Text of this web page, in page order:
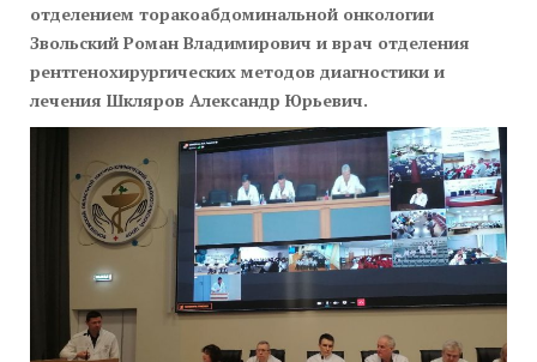
отделением торакоабдоминальной онкологии
Звольский Роман Владимирович и врач отделения
рентгенохирургических методов диагностики и
лечения Шкляров Александр Юрьевич.